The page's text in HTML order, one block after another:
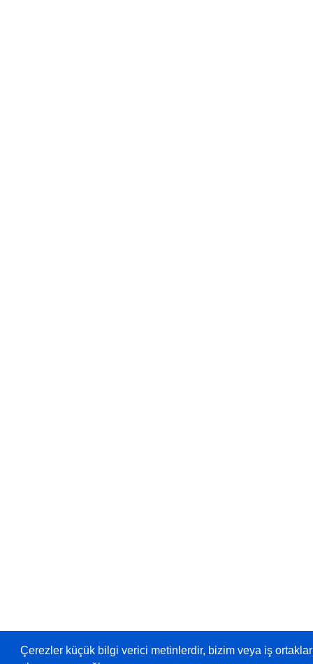
Çerezler küçük bilgi verici metinlerdir, bizim veya iş